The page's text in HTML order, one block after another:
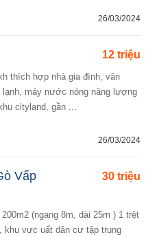
26/03/2024
12 triệu
lạnh, máy nước nóng năng lượng
cityland, gần ...
26/03/2024
30 triệu
Vấp
khu vực uất dân cư tập trung